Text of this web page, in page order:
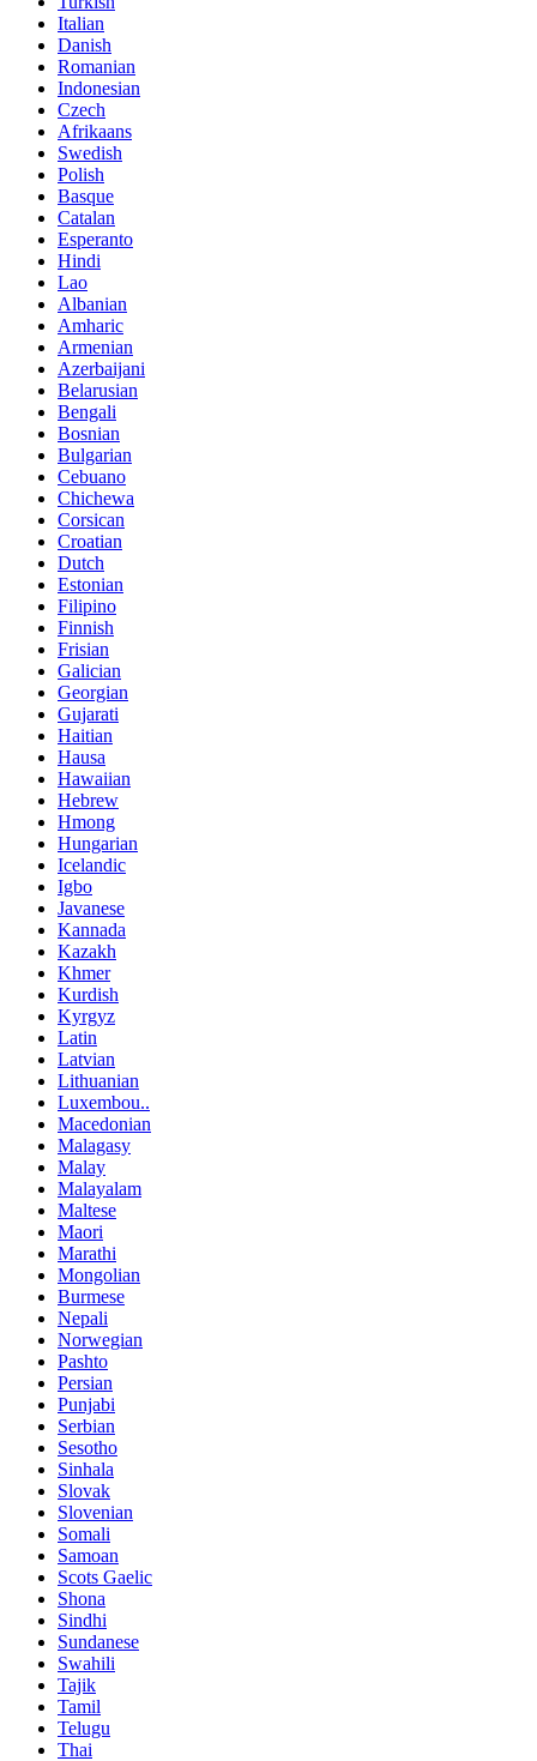
Italian
Danish
Romanian
Indonesian
Czech
Afrikaans
Swedish
Polish
Basque
Catalan
Esperanto
Hindi
Lao
Albanian
Amharic
Armenian
Azerbaijani
Belarusian
Bengali
Bosnian
Bulgarian
Cebuano
Chichewa
Corsican
Croatian
Dutch
Estonian
Filipino
Finnish
Frisian
Galician
Georgian
Gujarati
Haitian
Hausa
Hawaiian
Hebrew
Hmong
Hungarian
Icelandic
Igbo
Javanese
Kannada
Kazakh
Khmer
Kurdish
Kyrgyz
Latin
Latvian
Lithuanian
Luxembou..
Macedonian
Malagasy
Malay
Malayalam
Maltese
Maori
Marathi
Mongolian
Burmese
Nepali
Norwegian
Pashto
Persian
Punjabi
Serbian
Sesotho
Sinhala
Slovak
Slovenian
Somali
Samoan
Scots Gaelic
Shona
Sindhi
Sundanese
Swahili
Tajik
Tamil
Telugu
Thai